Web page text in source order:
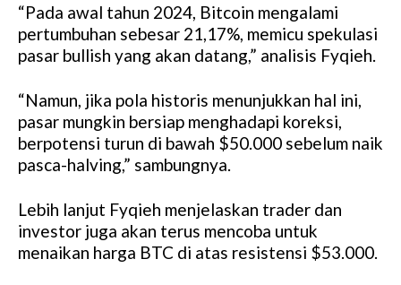
“Pada awal tahun 2024, Bitcoin mengalami
pertumbuhan sebesar 21,17%, memicu spekulasi
pasar bullish yang akan datang,” analisis Fyqieh.
“Namun, jika pola historis menunjukkan hal ini,
pasar mungkin bersiap menghadapi koreksi,
berpotensi turun di bawah $50.000 sebelum naik
pasca-halving,” sambungnya.
Lebih lanjut Fyqieh menjelaskan trader dan
investor juga akan terus mencoba untuk
menaikan harga BTC di atas resistensi $53.000.